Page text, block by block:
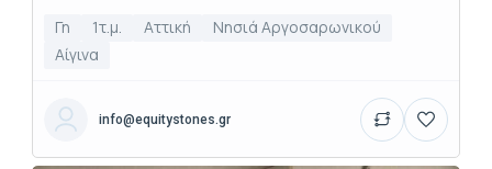
Γη 1τ.μ. Αττική
Νησιά Αργοσαρωνικού
Αίγινα
info@equitystones.gr